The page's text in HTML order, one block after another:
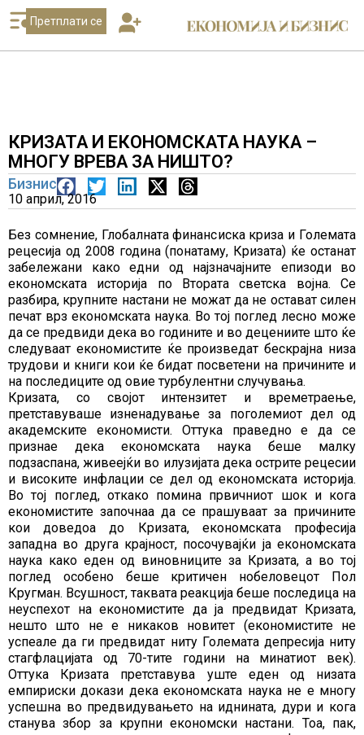
Претплати се
КРИЗАТА И ЕКОНОМСКАТА НАУКА –
МНОГУ ВРЕВА ЗА НИШТО?
Бизнис
10 април, 2016
Без сомнение, Глобалната финансиска криза и Големата
рецесија од 2008 година (понатаму, Кризата) ќе останат
забележани како едни од најзначајните епизоди во
економската историја по Втората светска војна. Се
разбира, крупните настани не можат да не остават силен
печат врз економската наука. Во тој поглед лесно може
да се предвиди дека во годините и во децениите што ќе
следуваат економистите ќе произведат бескрајна низа
трудови и книги кои ќе бидат посветени на причините и
на последиците од овие турбулентни случувања.
Кризата, со својот интензитет и времетраење,
претставуваше изненадување за поголемиот дел од
академските економисти. Оттука праведно е да се
признае дека економската наука беше малку
подзаспана, живеејќи во илузијата дека острите рецесии
и високите инфлации се дел од економската историја.
Во тој поглед, откако помина првичниот шок и кога
економистите започнаа да се прашуваат за причините
кои доведоа до Кризата, економската професија
западна во друга крајност, посочувајќи ја економската
наука како еден од виновниците за Кризата, а во тој
поглед особено беше критичен нобеловецот Пол
Кругман. Всушност, таквата реакција беше последица на
неуспехот на економистите да ја предвидат Кризата,
нешто што не е никаков новитет (економистите не
успеале да ги предвидат ниту Големата депресија ниту
стагфлацијата од 70-тите години на минатиот век).
Оттука Кризата претставува уште еден од низата
емпириски докази дека економската наука не е многу
успешна во предвидувањето на иднината, дури и кога
станува збор за крупни економски настани. Тоа, пак,